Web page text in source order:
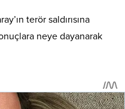
terör saldırısına
neye dayanarak